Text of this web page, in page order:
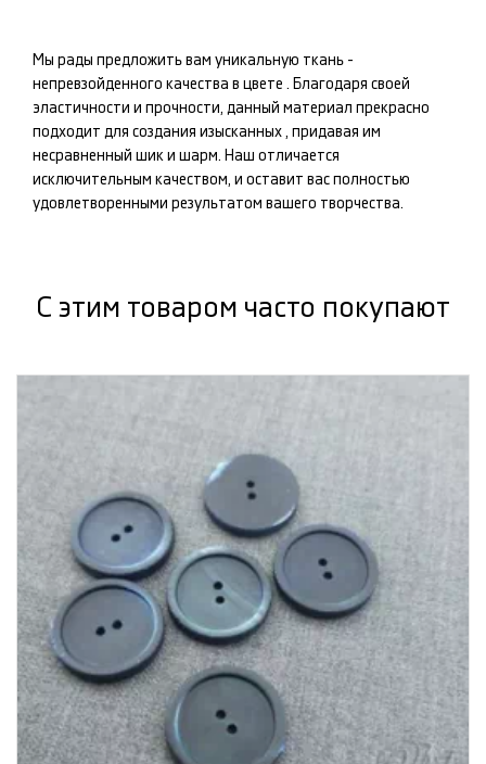
Мы рады предложить вам уникальную ткань -
непревзойденного качества в цвете . Благодаря своей
эластичности и прочности, данный материал прекрасно
подходит для создания изысканных , придавая им
несравненный шик и шарм. Наш отличается
исключительным качеством, и оставит вас полностью
удовлетворенными результатом вашего творчества.
С этим товаром часто покупают